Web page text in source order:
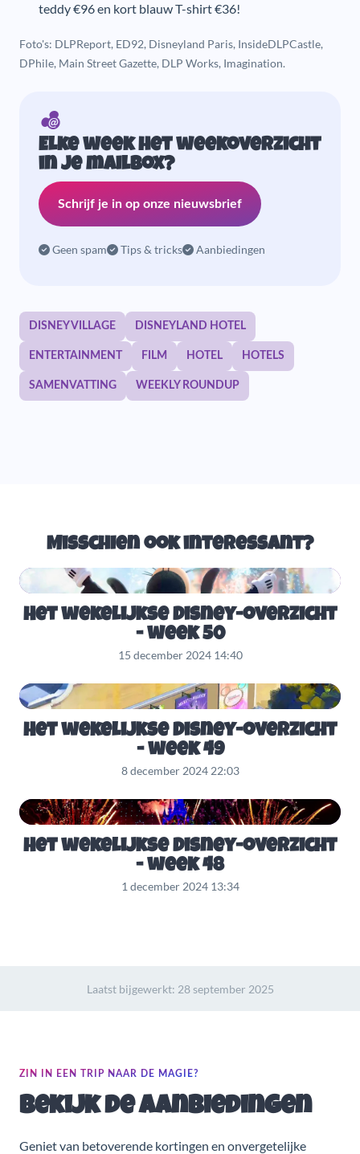
teddy €96 en kort blauw T-shirt €36!
Foto's: DLPReport, ED92, Disneyland Paris, InsideDLPCastle,
DPhile, Main Street Gazette, DLP Works, Imagination.
Elke week het weekoverzicht
in je mailbox?
Schrijf je in op onze nieuwsbrief
Geen spam Tips & tricks Aanbiedingen
DISNEY VILLAGE DISNEYLAND HOTEL
ENTERTAINMENT FILM HOTEL HOTELS
SAMENVATTING WEEKLY ROUNDUP
Misschien ook interessant?
Het wekelijkse Disney-overzicht
- week 50
15 december 2024 14:40
Het wekelijkse Disney-overzicht
- week 49
8 december 2024 22:03
Het wekelijkse Disney-overzicht
- week 48
1 december 2024 13:34
Laatst bijgewerkt: 28 september 2025
ZIN IN EEN TRIP NAAR DE MAGIE?
Bekijk de aanbiedingen
Geniet van betoverende kortingen en onvergetelijke